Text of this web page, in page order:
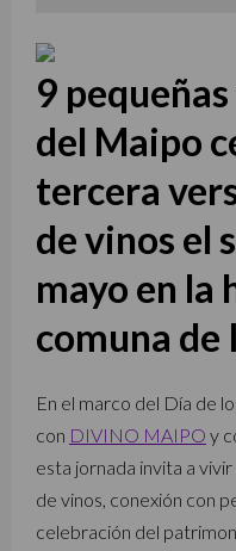
9
del Maipo
tercera
de vinos el
mayo en la
comuna de
En el marco del Día de
con DIVINO MAIPO y
esta jornada invita a
de vinos, conexión con
celebración del